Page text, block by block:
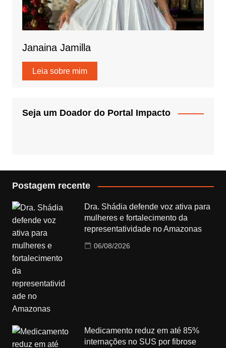
Janaina Jamilla
Leia sobre mim
Seja um Doador do Portal Impacto
Postagem recente
Dra. Shádia defende voz ativa para
mulheres e fortalecimento da
representatividade no Amazonas
06/08/2026
Medicamento reduz em até 85%
internações no SUS por fibrose